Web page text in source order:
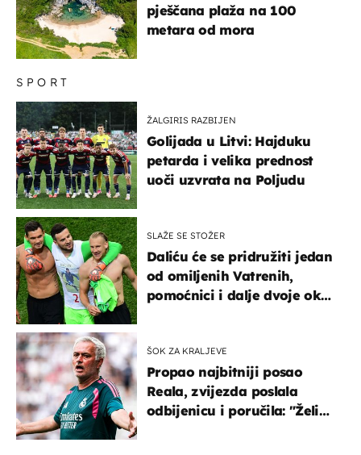
SPORT
ŽALGIRIS RAZBIJEN
Golijada u Litvi: Hajduku
petarda i velika prednost
uoči uzvrata na Poljudu
SLAŽE SE STOŽER
Daliću će se pridružiti jedan
od omiljenih Vatrenih,
pomoćnici i dalje dvoje oko
ŠOK ZA KRALJEVE
Propao najbitniji posao
Reala, zvijezda poslala
odbijenicu i poručila: "Želim
pješčana plaža na 100
metara od mora